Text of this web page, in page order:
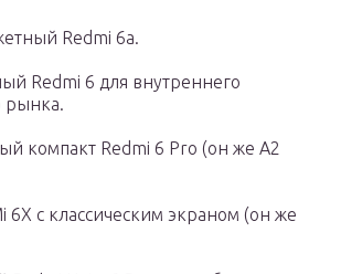
Redmi 6a.
Redmi 6 для внутреннего
рынка.
компакт Redmi 6 Pro (он же A2
6X с классическим экраном (он же